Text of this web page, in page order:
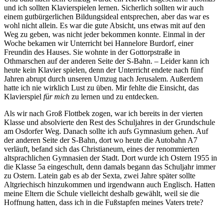
und ich sollten Klavierspielen lernen. Sicherlich sollten wir auch
einem gutbürgerlichen Bildungsideal entsprechen, aber das war es
wohl nicht allein. Es war die gute Absicht, uns etwas mit auf den
Weg zu geben, was nicht jeder bekommen konnte. Einmal in der
Woche bekamen wir Unterricht bei Hannelore Burdorf, einer
Freundin des Hauses. Sie wohnte in der Gottorpstraße in
Othmarschen auf der anderen Seite der S-Bahn. – Leider kann ich
heute kein Klavier spielen, denn der Unterricht endete nach fünf
Jahren abrupt durch unseren Umzug nach Jerusalem. Außerdem
hatte ich nie wirklich Lust zu üben. Mir fehlte die Einsicht, das
Klavierspiel für mich zu lernen und zu entdecken.
Als wir nach Groß Flottbek zogen, war ich bereits in der vierten
Klasse und absolvierte den Rest des Schuljahres in der Grundschule
am Osdorfer Weg. Danach sollte ich aufs Gymnasium gehen. Auf
der anderen Seite der S-Bahn, dort wo heute die Autobahn A7
verläuft, befand sich das Christianeum, eines der renommierten
altsprachlichen Gymnasien der Stadt. Dort wurde ich Ostern 1955 in
die Klasse 5a eingeschult, denn damals begann das Schuljahr immer
zu Ostern. Latein gab es ab der Sexta, zwei Jahre später sollte
Altgriechisch hinzukommen und irgendwann auch Englisch. Hatten
meine Eltern die Schule vielleicht deshalb gewählt, weil sie die
Hoffnung hatten, dass ich in die Fußstapfen meines Vaters trete?